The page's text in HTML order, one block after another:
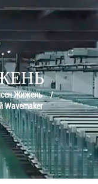
Жижень /
Wavemaker